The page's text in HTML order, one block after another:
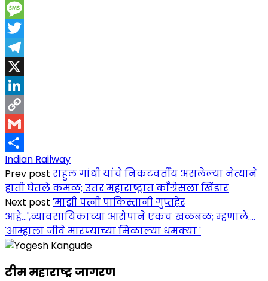
Messenger
Message
Twitter
Telegram
X
LinkedIn
Copy
Link
Gmail
Share
Indian Railway
Prev post राहुल गांधी यांचे निकटवर्तीय असलेल्या नेत्याने
हाती घेतले कमळ; उत्तर महाराष्ट्रात काँग्रेसला खिंडार
Next post 'माझी पत्नी पाकिस्तानी गुप्तहेर
आहे...',व्यावसायिकाच्या आरोपाने एकच खळबळ; म्हणाले....
'आम्हाला जीवे मारण्याच्या मिळाल्या धमक्या '
टीम महाराष्ट्र जागरण